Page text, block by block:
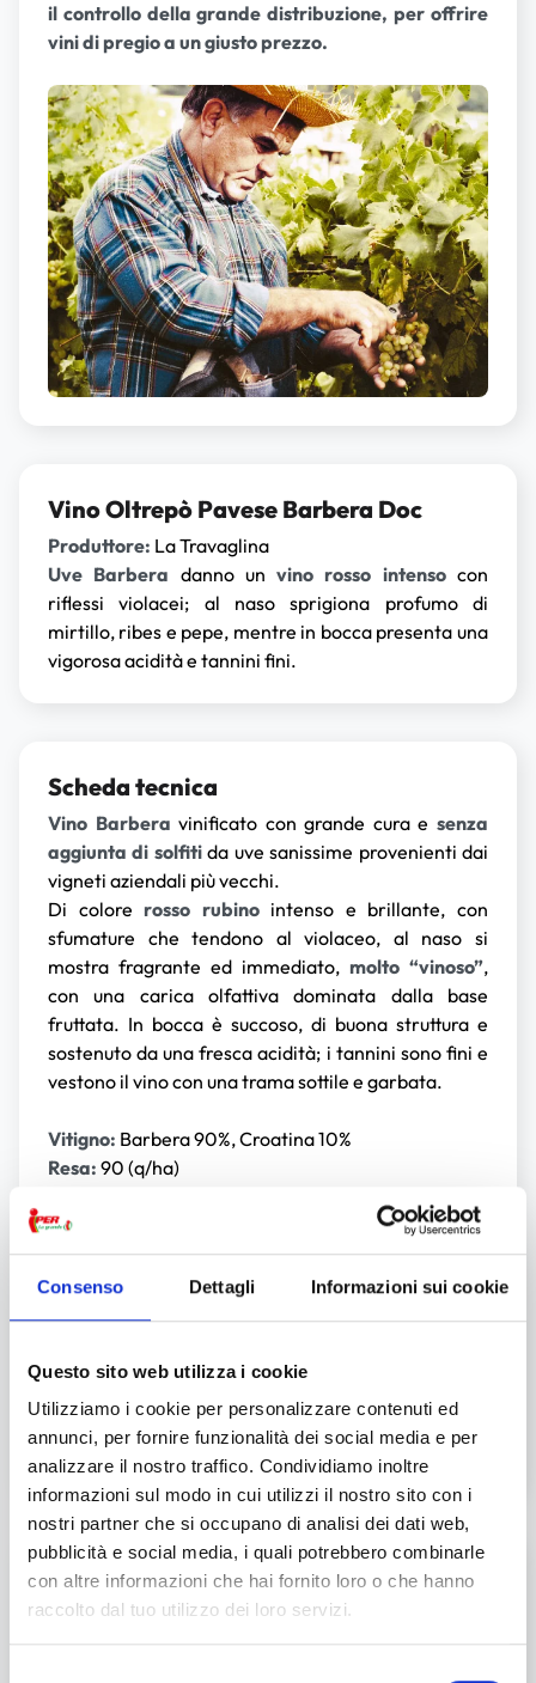
Consenso Dettagli Informazioni sui cookie
Questo sito web utilizza i cookie
Utilizziamo i cookie per personalizzare contenuti ed
annunci, per fornire funzionalità dei social media e per
analizzare il nostro traffico. Condividiamo inoltre
informazioni sul modo in cui utilizzi il nostro sito con i
nostri partner che si occupano di analisi dei dati web,
pubblicità e social media, i quali potrebbero combinarle
con altre informazioni che hai fornito loro o che hanno
raccolto dal tuo utilizzo dei loro servizi.
il controllo della grande distribuzione, per offrire
vini di pregio a un giusto prezzo.
Vino Oltrepò Pavese Barbera Doc
Produttore: La Travaglina
Uve Barbera danno unvino rosso intensocon
riflessi violacei; al naso sprigiona profumo di
mirtillo, ribes e pepe, mentre in bocca presenta una
vigorosa acidità e tannini fini.
Scheda tecnica
Vino Barbera vinificato con grande cura e senza
aggiunta di solfitida uve sanissime provenienti dai
vigneti aziendali più vecchi.
Di colorerosso rubinointenso e brillante, con
sfumature che tendono al violaceo, al naso si
mostra fragrante ed immediato, molto “vinoso”,
con una carica olfattiva dominata dalla base
fruttata. In bocca è succoso, di buona struttura e
sostenuto da una fresca acidità; i tannini sono fini e
vestono il vino con una trama sottile e garbata.
Vitigno: Barbera 90%, Croatina 10%
Resa: 90 (q/ha)
1967,
allevamento a guyot a 3.500 ceppi/ha
Tipo di terreno:Composizione calcareo-argillosa,
con pendenze tra il 10% ed il 25%
Fermentazione:Alcolica tradizionale in acciaio a
temperatura controllata, senza aggiunta di solfiti
Affinamento:
In serbatoi di acciaio
Fermentazione malolattica:
Si
Dieci anni di rispetto
La storia di questa azienda ruota intorno al
grande e affascinante cascinale del ‘600da cui
prende il nome. Un susseguirsi di colline, un